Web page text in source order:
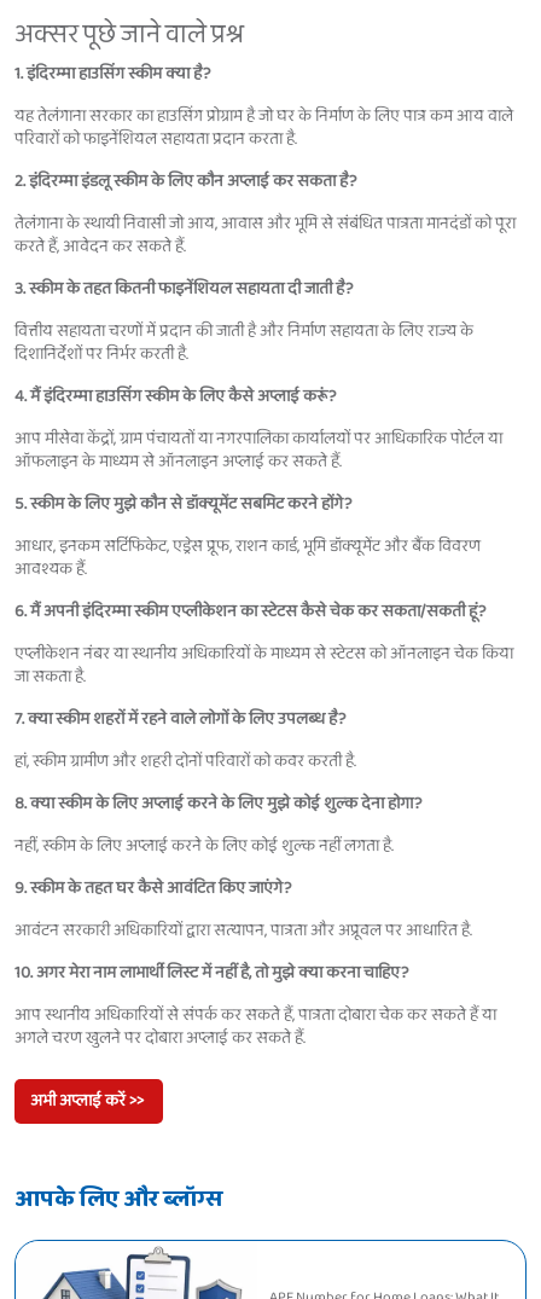
अक्सर पूछे जाने वाले प्रश्न
1. इंदिरम्मा हाउसिंग स्कीम क्या है?
यह तेलंगाना सरकार का हाउसिंग प्रोग्राम है जो घर के निर्माण के लिए पात्र कम आय वाले
परिवारों को फाइनेंशियल सहायता प्रदान करता है.
2. इंदिरम्मा इंडलू स्कीम के लिए कौन अप्लाई कर सकता है?
तेलंगाना के स्थायी निवासी जो आय, आवास और भूमि से संबंधित पात्रता मानदंडों को पूरा
करते हैं, आवेदन कर सकते हैं.
3. स्कीम के तहत कितनी फाइनेंशियल सहायता दी जाती है?
वित्तीय सहायता चरणों में प्रदान की जाती है और निर्माण सहायता के लिए राज्य के
दिशानिर्देशों पर निर्भर करती है.
4. मैं इंदिरम्मा हाउसिंग स्कीम के लिए कैसे अप्लाई करूं?
आप मीसेवा केंद्रों, ग्राम पंचायतों या नगरपालिका कार्यालयों पर आधिकारिक पोर्टल या
ऑफलाइन के माध्यम से ऑनलाइन अप्लाई कर सकते हैं.
5. स्कीम के लिए मुझे कौन से डॉक्यूमेंट सबमिट करने होंगे?
आधार, इनकम सर्टिफिकेट, एड्रेस प्रूफ, राशन कार्ड, भूमि डॉक्यूमेंट और बैंक विवरण
आवश्यक हैं.
6. मैं अपनी इंदिरम्मा स्कीम एप्लीकेशन का स्टेटस कैसे चेक कर सकता/सकती हूं?
एप्लीकेशन नंबर या स्थानीय अधिकारियों के माध्यम से स्टेटस को ऑनलाइन चेक किया
जा सकता है.
7. क्या स्कीम शहरों में रहने वाले लोगों के लिए उपलब्ध है?
हां, स्कीम ग्रामीण और शहरी दोनों परिवारों को कवर करती है.
8. क्या स्कीम के लिए अप्लाई करने के लिए मुझे कोई शुल्क देना होगा?
नहीं, स्कीम के लिए अप्लाई करने के लिए कोई शुल्क नहीं लगता है.
9. स्कीम के तहत घर कैसे आवंटित किए जाएंगे?
आवंटन सरकारी अधिकारियों द्वारा सत्यापन, पात्रता और अप्रूवल पर आधारित है.
10. अगर मेरा नाम लाभार्थी लिस्ट में नहीं है, तो मुझे क्या करना चाहिए?
आप स्थानीय अधिकारियों से संपर्क कर सकते हैं, पात्रता दोबारा चेक कर सकते हैं या
अगले चरण खुलने पर दोबारा अप्लाई कर सकते हैं.
अभी अप्लाई करें >>
आपके लिए और ब्लॉग्स